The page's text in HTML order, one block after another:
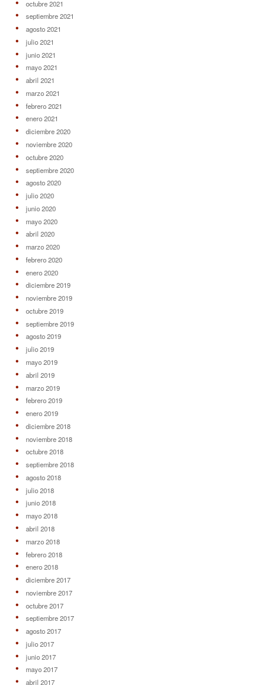
octubre 2021
septiembre 2021
agosto 2021
julio 2021
junio 2021
mayo 2021
abril 2021
marzo 2021
febrero 2021
enero 2021
diciembre 2020
noviembre 2020
octubre 2020
septiembre 2020
agosto 2020
julio 2020
junio 2020
mayo 2020
abril 2020
marzo 2020
febrero 2020
enero 2020
diciembre 2019
noviembre 2019
octubre 2019
septiembre 2019
agosto 2019
julio 2019
mayo 2019
abril 2019
marzo 2019
febrero 2019
enero 2019
diciembre 2018
noviembre 2018
octubre 2018
septiembre 2018
agosto 2018
julio 2018
junio 2018
mayo 2018
abril 2018
marzo 2018
febrero 2018
enero 2018
diciembre 2017
noviembre 2017
octubre 2017
septiembre 2017
agosto 2017
julio 2017
junio 2017
mayo 2017
abril 2017